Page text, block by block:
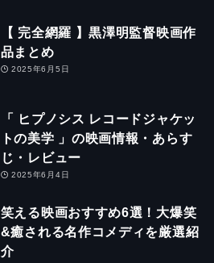
【 完全網羅 】黒澤明監督映画作
品まとめ
2025年6月5日
「 ヒプノシス レコードジャケッ
トの美学 」の映画情報・あらす
じ・レビュー
2025年6月4日
笑える映画おすすめ6選！大爆笑
&癒される名作コメディを厳選紹
介